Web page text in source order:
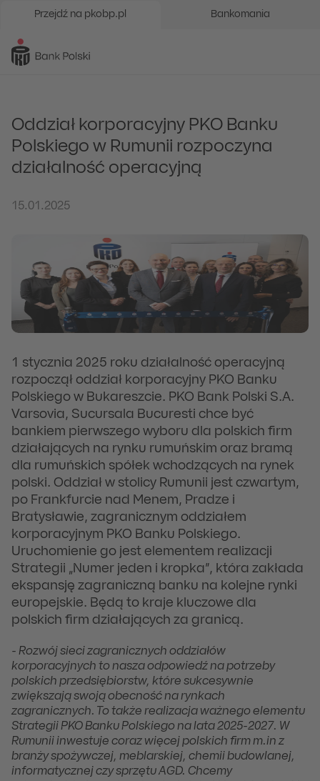
Przejdź na pkobp.pl Bankomania
Oddział korporacyjny PKO Banku
Polskiego w Rumunii rozpoczyna
działalność operacyjną
15.01.2025
1 stycznia 2025 roku działalność operacyjną
rozpoczął oddział korporacyjny PKO Banku
Polskiego w Bukareszcie. PKO Bank Polski S.A.
Varsovia, Sucursala Bucuresti chce być
bankiem pierwszego wyboru dla polskich firm
działających na rynku rumuńskim oraz bramą
dla rumuńskich spółek wchodzących na rynek
polski. Oddział w stolicy Rumunii jest czwartym,
po Frankfurcie nad Menem, Pradze i
Bratysławie, zagranicznym oddziałem
korporacyjnym PKO Banku Polskiego.
Uruchomienie go jest elementem realizacji
Strategii „Numer jeden i kropka”, która zakłada
ekspansję zagraniczną banku na kolejne rynki
europejskie. Będą to kraje kluczowe dla
polskich firm działających za granicą.
- Rozwój sieci zagranicznych oddziałów
korporacyjnych to nasza odpowiedź na potrzeby
polskich przedsiębiorstw, które sukcesywnie
zwiększają swoją obecność na rynkach
zagranicznych. To także realizacja ważnego elementu
Strategii PKO Banku Polskiego na lata 2025-2027. W
Rumunii inwestuje coraz więcej polskich firm m.in z
branży spożywczej, meblarskiej, chemii budowlanej,
informatycznej czy sprzętu AGD. Chcemy